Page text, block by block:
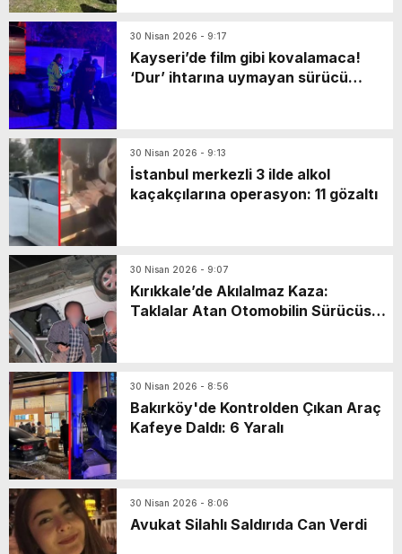
30 Nisan 2026 - 9:17
Kayseri’de film gibi kovalamaca!
‘Dur’ ihtarına uymayan sürücü
30 Nisan 2026 - 9:13
İstanbul merkezli 3 ilde alkol
kaçakçılarına operasyon: 11 gözaltı
30 Nisan 2026 - 9:07
Kırıkkale’de Akılalmaz Kaza:
Taklalar Atan Otomobilin Sürücüsü
30 Nisan 2026 - 8:56
Bakırköy'de Kontrolden Çıkan Araç
Kafeye Daldı: 6 Yaralı
30 Nisan 2026 - 8:06
Avukat Silahlı Saldırıda Can Verdi